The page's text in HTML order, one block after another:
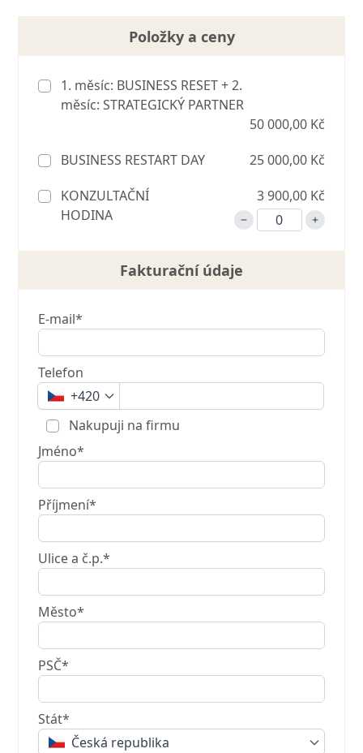
Položky a ceny
1. měsíc: BUSINESS RESET + 2.
měsíc: STRATEGICKÝ PARTNER
50 000,00 Kč
BUSINESS RESTART DAY
25 000,00 Kč
KONZULTAČNÍ
HODINA
3 900,00 Kč
Fakturační údaje
E-mail*
Telefon
+420
Nakupuji na firmu
Jméno*
Příjmení*
Ulice a č.p.*
Město*
PSČ*
Stát*
Česká republika